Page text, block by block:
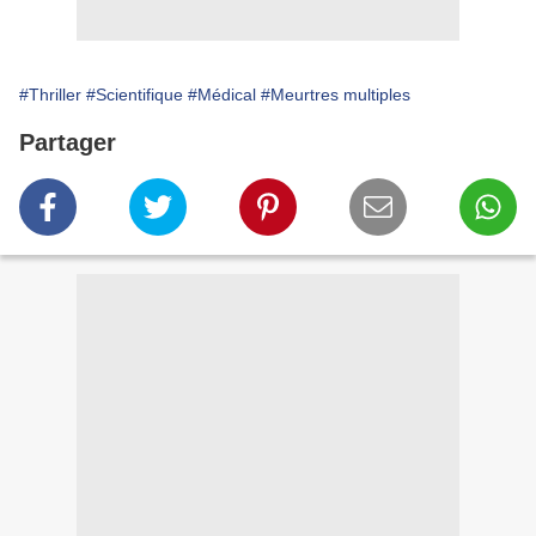
#Thriller #Scientifique #Médical #Meurtres multiples
Partager